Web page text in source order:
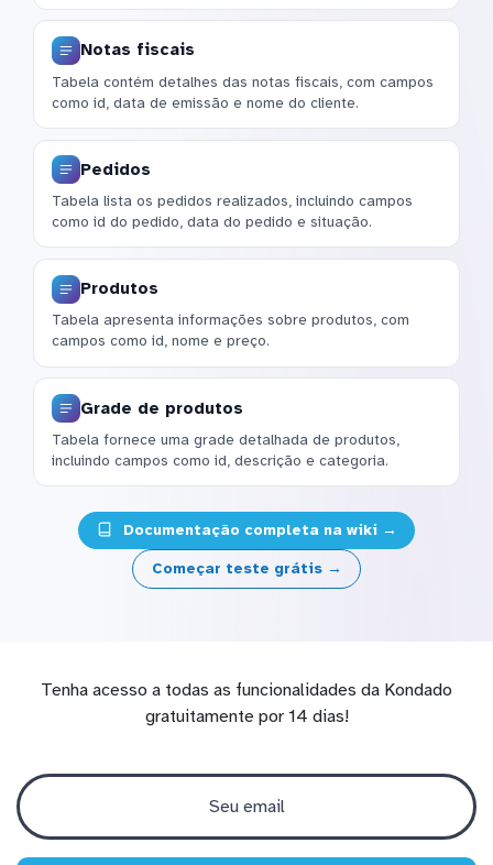
Notas fiscais
Tabela contém detalhes das notas fiscais, com campos
como id, data de emissão e nome do cliente.
Pedidos
Tabela lista os pedidos realizados, incluindo campos
como id do pedido, data do pedido e situação.
Produtos
Tabela apresenta informações sobre produtos, com
campos como id, nome e preço.
Grade de produtos
Tabela fornece uma grade detalhada de produtos,
incluindo campos como id, descrição e categoria.
Documentação completa na wiki →
Começar teste grátis →
Tenha acesso a todas as funcionalidades da Kondado
gratuitamente por 14 dias!